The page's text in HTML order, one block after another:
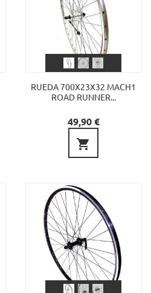
RUEDA 700X23X32 MACH1
ROAD RUNNER...
Precio
49,90 €
